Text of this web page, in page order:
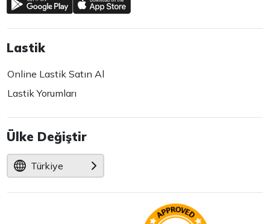
Lastik
Online Lastik Satın Al
Lastik Yorumları
Ülke Değiştir
Türkiye